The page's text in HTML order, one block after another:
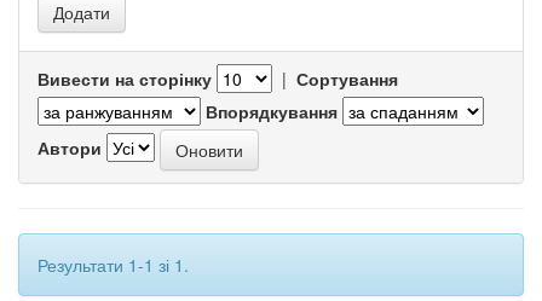
Вивести на сторінку | Сортування
Впорядкування
Автори
Результати 1-1 зі 1.